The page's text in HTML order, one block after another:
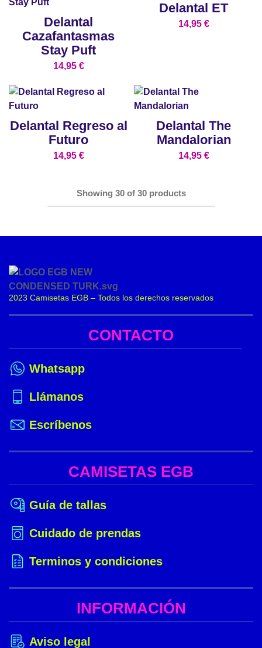
Delantal
Cazafantasmas
Stay Puft
14,95 €
Delantal ET
14,95 €
Delantal Regreso al
Futuro
14,95 €
Delantal The
Mandalorian
14,95 €
Showing 30 of 30 products
2023 Camisetas EGB – Todos los derechos reservados
CONTACTO
Whatsapp
Llámanos
Escríbenos
CAMISETAS EGB
Guía de tallas
Cuidado de prendas
Terminos y condiciones
INFORMACIÓN
Aviso legal